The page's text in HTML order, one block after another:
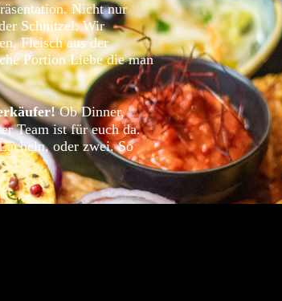
. Nicht nur
Schnitzel: Wir
Fleisch aus der
Portion Liebe die man
Ob Dinner,
Team ist für euch da.
oder zwei.So